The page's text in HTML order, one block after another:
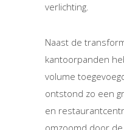
verlichting.
Naast de
kantoorpanden
volume
ontstond zo een
en
omzoomd door